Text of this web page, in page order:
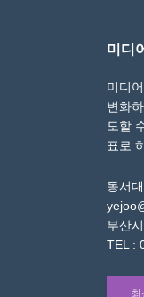
미디
미디
변화
도할
표로
동서
부산
TEL :
최